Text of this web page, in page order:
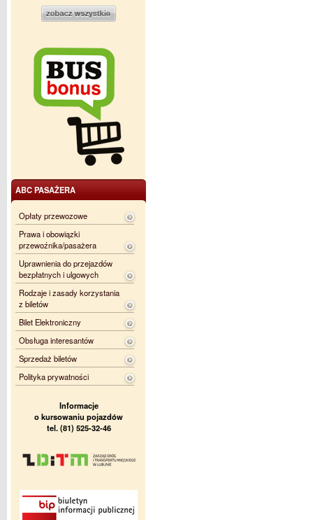
ABC PASAŻERA
Opłaty przewozowe
Prawa i obowiązki
przewoźnika/pasażera
Uprawnienia do przejazdów
bezpłatnych i ulgowych
Rodzaje i zasady korzystania
z biletów
Bilet Elektroniczny
Obsługa interesantów
Sprzedaż biletów
Polityka prywatności
Informacje
o kursowaniu pojazdów
tel. (81) 525-32-46